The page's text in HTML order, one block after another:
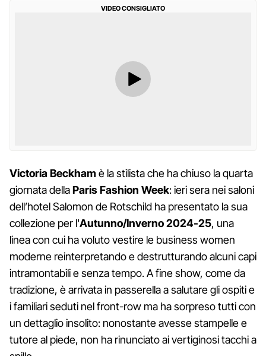
VIDEO CONSIGLIATO
Victoria Beckham è la stilista che ha chiuso la quarta
giornata dellaParis Fashion Week: ieri sera nei saloni
dell’hotel Salomon de Rotschild ha presentato la sua
collezione per l'Autunno/Inverno 2024-25, una
linea con cui ha voluto vestire le business women
moderne reinterpretando e destrutturando alcuni capi
intramontabili e senza tempo. A fine show, come da
tradizione, è arrivata in passerella a salutare gli ospiti e
i familiari seduti nel front-row ma ha sorpreso tutti con
un dettaglio insolito: nonostante avesse stampelle e
tutore al piede, non ha rinunciato ai vertiginosi tacchi a